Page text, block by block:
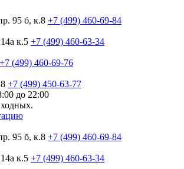
95 б, к.8 +7 (499) 460-69-84
к.5 +7 (499) 460-63-34
+7 (499) 460-69-76
+7 (499) 450-63-77
до 22:00
95 б, к.8 +7 (499) 460-69-84
к.5 +7 (499) 460-63-34